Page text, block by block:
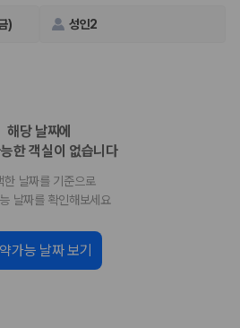
가격, 보험 조건, 면책금, 보상 한도, 인수
모아는 여러 제주 렌트카 업체의 조건을 한
, 소형, 준중형, 중형, SUV, 승합차 등 여행
을 비교합니다.
: 셔틀 이동, 인수 위치, 반납 편의성을 함께
는 차량을 바로 예약할 수 있습니다.
가기
) 성인2
해당 날짜에
한 객실이 없습니다
한 날짜를 기준으로
날짜를 확인해보세요
가능 날짜 보기